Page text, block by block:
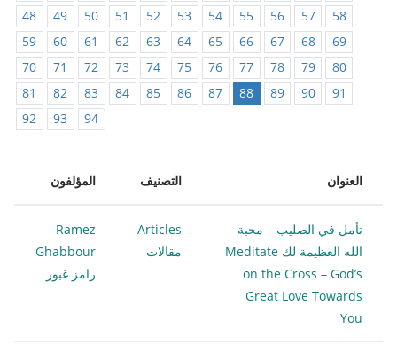
48
49 50 51 52 53 54 55 56 57
58
59
60 61 62 63 64 65 66 67 68
69
70
71 72 73 74 75 76 77 78 79
80
81
82 83 84 85 86 87 88 89 90
91
92
93 94
العنوان التصنيف المؤلفون
تأمل في الصليب – محبة
الله العظيمة لك Meditate
on the Cross – God’s
Great Love Towards
You
Articles
مقالات
Ramez
Ghabbour
رامز غبور